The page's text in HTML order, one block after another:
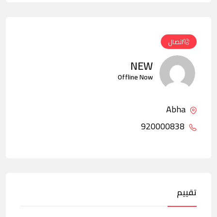
اتصال
NEW
Offline Now
تقييم